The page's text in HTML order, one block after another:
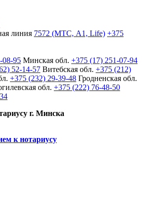
линия 7572 (МТС, A1, Life) +375
08-95 Минская обл. +375 (17) 251-07-94
52-14-57 Витебская обл. +375 (212)
+375 (232) 29-39-48 Гродненская обл.
обл. +375 (222) 76-48-50
г. Минска
к нотариусу